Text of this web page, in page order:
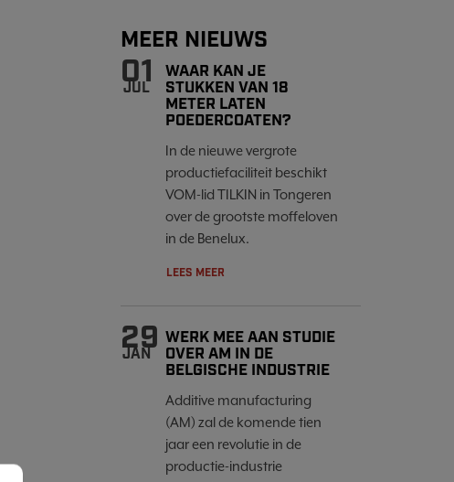
MEER NIEUWS
01
JUL
WAAR KAN JE
STUKKEN VAN 18
METER LATEN
POEDERCOATEN?
In de nieuwe vergrote
productiefaciliteit beschikt
VOM-lid TILKIN in Tongeren
over de grootste moffeloven
in de Benelux.
LEES MEER
29
JAN
WERK MEE AAN STUDIE
OVER AM IN DE
BELGISCHE INDUSTRIE
Additive manufacturing
(AM) zal de komende tien
jaar een revolutie in de
productie-industrie